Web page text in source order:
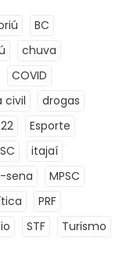
BC
chuva
COVID
civil
drogas
Esporte
itajaí
sena
MPSC
PRF
STF
Turismo